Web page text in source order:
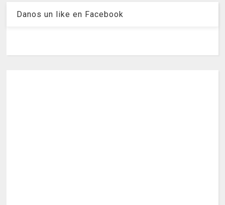
Danos un like en Facebook